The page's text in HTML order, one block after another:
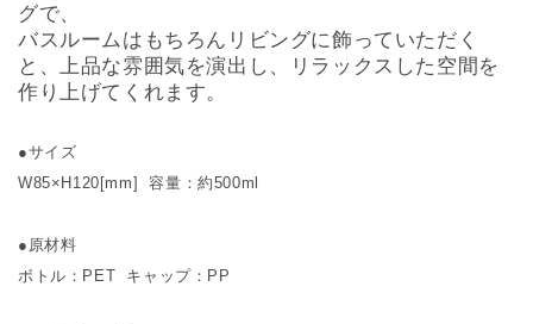
グで、
バスルームはもちろんリビングに飾っていただく
と、上品な雰囲気を演出し、リラックスした空間を
作り上げてくれます。
●サイズ
W85×H120[mm] 容量：約500ml
●原材料
ボトル：PET キャップ：PP